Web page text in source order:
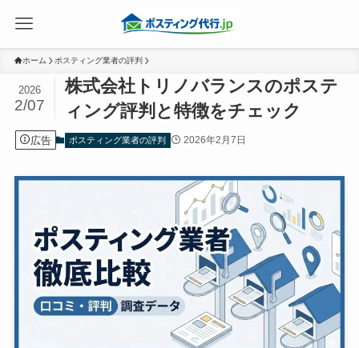
ホーム ポスティング業者の評判
株式会社トリノバランスのポステ
ィング評判と特徴をチェック
2026
2/07
広告 ポスティング業者の評判 2026年2月7日